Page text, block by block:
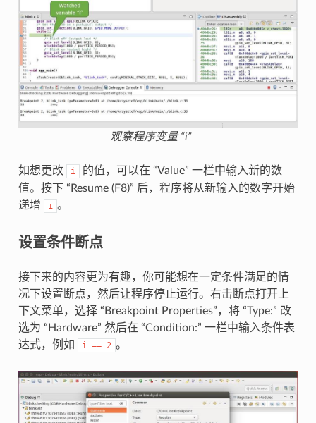
观察程序变量 “i”
如想更改 i
的值，可以在 “Value” 一栏中输入新的数
值。按下 “Resume (F8)” 后，程序将从新输入的数字开始
递增
i 。
设置条件断点
接下来的内容更为有趣，你可能想在一定条件满足的情
况下设置断点，然后让程序停止运行。右击断点打开上
下文菜单，选择 “Breakpoint Properties”，将 “Type:” 改
选为 “Hardware” 然后在 “Condition:” 一栏中输入条件表
达式，例如
i == 2 。